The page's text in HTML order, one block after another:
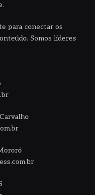
para conectar os
Somos líderes